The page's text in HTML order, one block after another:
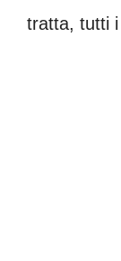
tratta, tutti